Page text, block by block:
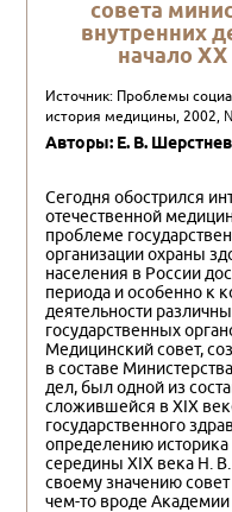
совета
внутренних
начало
Источник: Проблемы
история медицины, 2002,
Авторы: Е. В.
Сегодня обострился
отечественной
проблеме
организации охраны
населения в России
периода и особенно к
деятельности
государственных
Медицинский совет,
в составе
дел, был одной из
сложившейся в XIX
государственного
определению историка
середины XIX века Н.
своему значению
чем-то вроде